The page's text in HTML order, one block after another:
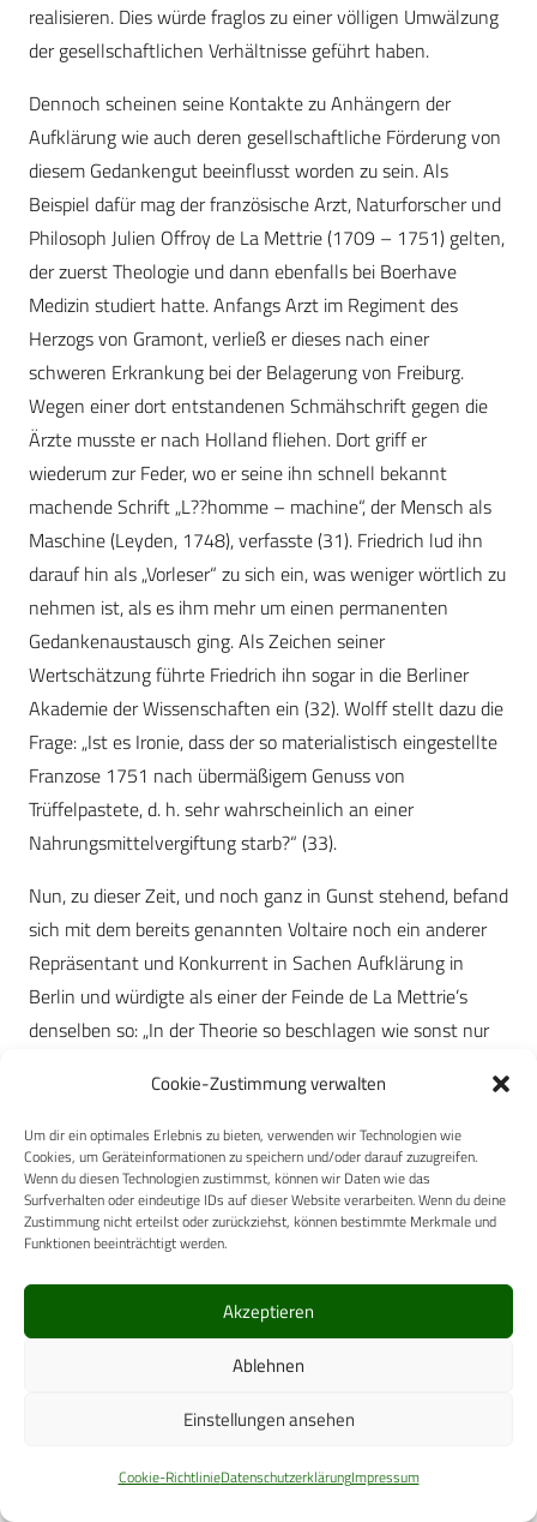
Cookie-Zustimmung verwalten
Um dir ein optimales Erlebnis zu bieten, verwenden wir Technologien wie
Cookies, um Geräteinformationen zu speichern und/oder darauf zuzugreifen.
Wenn du diesen Technologien zustimmst, können wir Daten wie das
Surfverhalten oder eindeutige IDs auf dieser Website verarbeiten. Wenn du deine
Zustimmung nicht erteilst oder zurückziehst, können bestimmte Merkmale und
Funktionen beeinträchtigt werden.
Akzeptieren
Ablehnen
Einstellungen ansehen
Cookie-RichtlinieDatenschutzerklärungImpressum
realisieren. Dies würde fraglos zu einer völligen Umwälzung
der gesellschaftlichen Verhältnisse geführt haben.
Dennoch scheinen seine Kontakte zu Anhängern der
Aufklärung wie auch deren gesellschaftliche Förderung von
diesem Gedankengut beeinflusst worden zu sein. Als
Beispiel dafür mag der französische Arzt, Naturforscher und
Philosoph Julien Offroy de La Mettrie (1709 – 1751) gelten,
der zuerst Theologie und dann ebenfalls bei Boerhave
Medizin studiert hatte. Anfangs Arzt im Regiment des
Herzogs von Gramont, verließ er dieses nach einer
schweren Erkrankung bei der Belagerung von Freiburg.
Wegen einer dort entstandenen Schmähschrift gegen die
Ärzte musste er nach Holland fliehen. Dort griff er
wiederum zur Feder, wo er seine ihn schnell bekannt
machende Schrift „L??homme – machine“, der Mensch als
Maschine (Leyden, 1748), verfasste (31). Friedrich lud ihn
darauf hin als „Vorleser“ zu sich ein, was weniger wörtlich zu
nehmen ist, als es ihm mehr um einen permanenten
Gedankenaustausch ging. Als Zeichen seiner
Wertschätzung führte Friedrich ihn sogar in die Berliner
Akademie der Wissenschaften ein (32). Wolff stellt dazu die
Frage: „Ist es Ironie, dass der so materialistisch eingestellte
Franzose 1751 nach übermäßigem Genuss von
Trüffelpastete, d. h. sehr wahrscheinlich an einer
Nahrungsmittelvergiftung starb?“ (33).
Nun, zu dieser Zeit, und noch ganz in Gunst stehend, befand
sich mit dem bereits genannten Voltaire noch ein anderer
Repräsentant und Konkurrent in Sachen Aufklärung in
Berlin und würdigte als einer der Feinde de La Mettrie’s
denselben so: „In der Theorie so beschlagen wie sonst nur
schlechteste Arzt auf Erden. Gottlob praktizierte er nicht.“
(34). Ganz anders hingegen äußerte sich Friedrich zu de La
Mettrie: „Er war lustig, ein guter Teufel, ein guter Arzt und
ein schlechter Schriftsteller; aber wenn man seine Bücher
ungelesen ließ, konnte man mit ihm zufrieden sein.“ (35).
Die Urteile über Friedrich II. mögen, so weit sie die Medizin
betreffen, durchaus verschieden sein. Von seinem
langjährigen Privatsekretär Henry de Catt (1725 – 1795),
Aufgabe nie darin bestanden hatte, ist uns der bekannte
ernst kann er das kaum gemeint haben, vielmehr dürfte